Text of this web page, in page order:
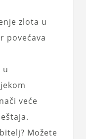
zlota u
povećava
u
veće
Možete